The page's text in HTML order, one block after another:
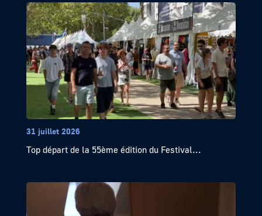
31 juillet 2026
Top départ de la 55ème édition du Festival...